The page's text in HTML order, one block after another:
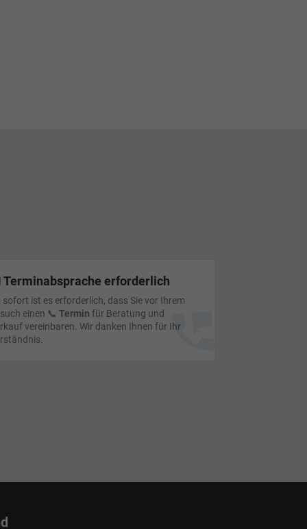
Terminabsprache erforderlich
sofort ist es erforderlich, dass Sie vor Ihrem
einen 📞Termin für Beratung und
vereinbaren. Wir danken Ihnen für Ihr